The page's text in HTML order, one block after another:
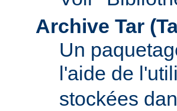
Archive Tar
Un
l'aide de
stockées